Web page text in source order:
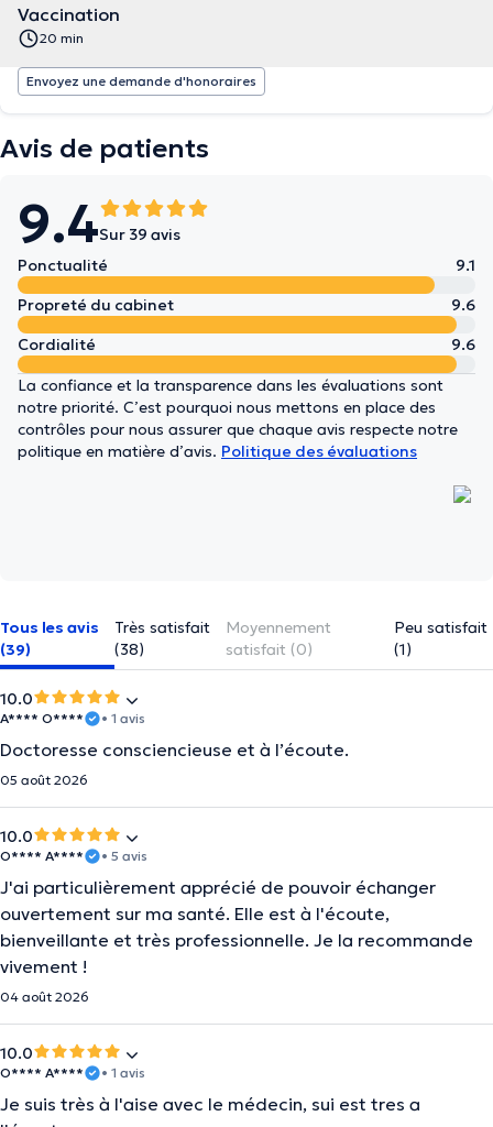
Vaccination
20 min
Envoyez une demande d'honoraires
Avis de patients
9.4Sur 39 avis
Ponctualité
9.1
Propreté du cabinet
9.6
Cordialité
9.6
La confiance et la transparence dans les évaluations sont
notre priorité. C’est pourquoi nous mettons en place des
contrôles pour nous assurer que chaque avis respecte notre
politique en matière d’avis. Politique des évaluations
Tous les avis
(39)
Très satisfait
(38)
Moyennement
satisfait (0)
Peu satisfait
(1)
10.0
A**** O**** • 1 avis
Doctoresse consciencieuse et à l’écoute.
05 août 2026
10.0
O**** A**** • 5 avis
J'ai particulièrement apprécié de pouvoir échanger
ouvertement sur ma santé. Elle est à l'écoute,
bienveillante et très professionnelle. Je la recommande
vivement !
04 août 2026
10.0
O**** A**** • 1 avis
Je suis très à l'aise avec le médecin, sui est tres a